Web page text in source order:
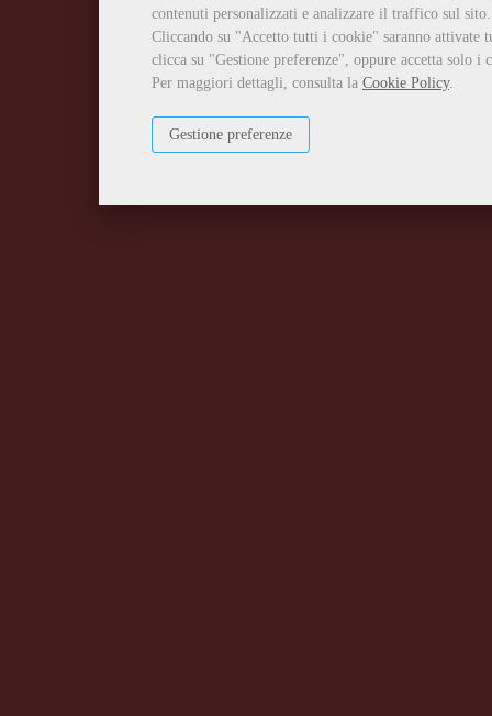
contenuti personalizzati e analizzare il traffico sul sito.
Cliccando su "Accetto tutti i cookie" saranno attivate
clicca su "Gestione preferenze", oppure accetta solo
Per maggiori dettagli, consulta la Cookie Policy.
Gestione preferenze